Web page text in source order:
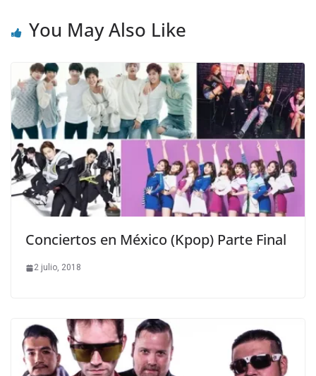
You May Also Like
Conciertos en México (Kpop) Parte Final
2 julio, 2018